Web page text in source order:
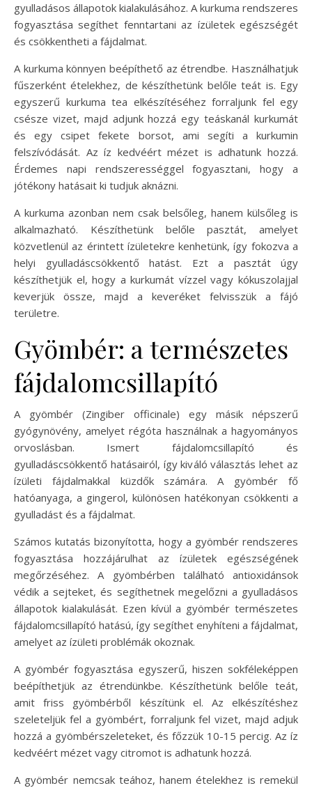
gyulladásos állapotok kialakulásához. A kurkuma rendszeres
fogyasztása segíthet fenntartani az ízületek egészségét
és csökkentheti a fájdalmat.
A kurkuma könnyen beépíthető az étrendbe. Használhatjuk
fűszerként ételekhez, de készíthetünk belőle teát is. Egy
egyszerű kurkuma tea elkészítéséhez forraljunk fel egy
csésze vizet, majd adjunk hozzá egy teáskanál kurkumát
és egy csipet fekete borsot, ami segíti a kurkumin
felszívódását. Az íz kedvéért mézet is adhatunk hozzá.
Érdemes napi rendszerességgel fogyasztani, hogy a
jótékony hatásait ki tudjuk aknázni.
A kurkuma azonban nem csak belsőleg, hanem külsőleg is
alkalmazható. Készíthetünk belőle pasztát, amelyet
közvetlenül az érintett ízületekre kenhetünk, így fokozva a
helyi gyulladáscsökkentő hatást. Ezt a pasztát úgy
készíthetjük el, hogy a kurkumát vízzel vagy kókuszolajjal
keverjük össze, majd a keveréket felvisszük a fájó
területre.
Gyömbér: a természetes
fájdalomcsillapító
A gyömbér (Zingiber officinale) egy másik népszerű
gyógynövény, amelyet régóta használnak a hagyományos
orvoslásban. Ismert fájdalomcsillapító és
gyulladáscsökkentő hatásairól, így kiváló választás lehet az
ízületi fájdalmakkal küzdők számára. A gyömbér fő
hatóanyaga, a gingerol, különösen hatékonyan csökkenti a
gyulladást és a fájdalmat.
Számos kutatás bizonyította, hogy a gyömbér rendszeres
fogyasztása hozzájárulhat az ízületek egészségének
megőrzéséhez. A gyömbérben található antioxidánsok
védik a sejteket, és segíthetnek megelőzni a gyulladásos
állapotok kialakulását. Ezen kívül a gyömbér természetes
fájdalomcsillapító hatású, így segíthet enyhíteni a fájdalmat,
amelyet az ízületi problémák okoznak.
A gyömbér fogyasztása egyszerű, hiszen sokféleképpen
beépíthetjük az étrendünkbe. Készíthetünk belőle teát,
amit friss gyömbérből készítünk el. Az elkészítéshez
szeleteljük fel a gyömbért, forraljunk fel vizet, majd adjuk
hozzá a gyömbérszeleteket, és főzzük 10-15 percig. Az íz
kedvéért mézet vagy citromot is adhatunk hozzá.
A gyömbér nemcsak teához, hanem ételekhez is remekül